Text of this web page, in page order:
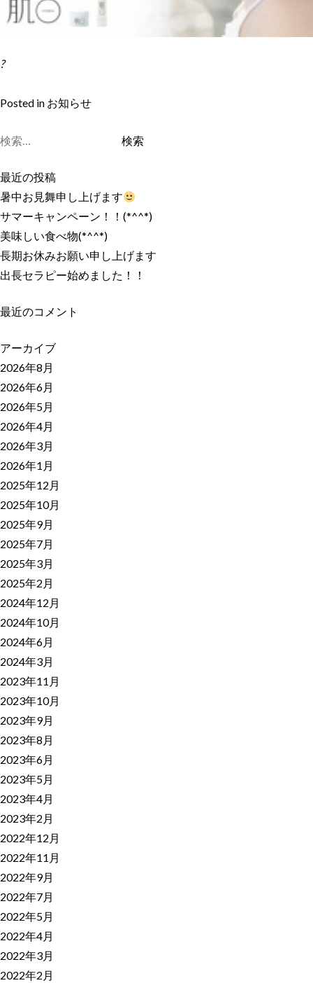
?
Posted in お知らせ
検
最近の投稿
暑中お見舞申し上げます
サマーキャンペーン！！(*^^*)
美味しい食べ物(*^^*)
長期お休みお願い申し上げます
出長セラピー始めました！！
最近のコメント
アーカイブ
2026年8月
2026年6月
2026年5月
2026年4月
2026年3月
2026年1月
2025年12月
2025年10月
2025年9月
2025年7月
2025年3月
2025年2月
2024年12月
2024年10月
2024年6月
2024年3月
2023年11月
2023年10月
2023年9月
2023年8月
2023年6月
2023年5月
2023年4月
2023年2月
2022年12月
2022年11月
2022年9月
2022年7月
2022年5月
2022年4月
2022年3月
2022年2月